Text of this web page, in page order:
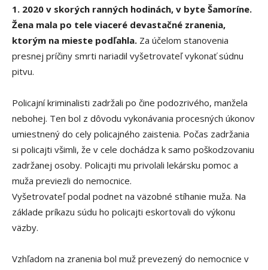
1. 2020 v skorých ranných hodinách, v byte Šamoríne.
Žena mala po tele viaceré devastačné zranenia,
ktorým na mieste podľahla. Za účelom stanovenia
presnej príčiny smrti nariadil vyšetrovateľ vykonať súdnu
pitvu.
Policajní kriminalisti zadržali po čine podozrivého, manžela
nebohej. Ten bol z dôvodu vykonávania procesných úkonov
umiestnený do cely policajného zaistenia. Počas zadržania
si policajti všimli, že v cele dochádza k samo poškodzovaniu
zadržanej osoby. Policajti mu privolali lekársku pomoc a
muža previezli do nemocnice.
Vyšetrovateľ podal podnet na väzobné stíhanie muža. Na
základe príkazu súdu ho policajti eskortovali do výkonu
väzby.
Vzhľadom na zranenia bol muž prevezený do nemocnice v